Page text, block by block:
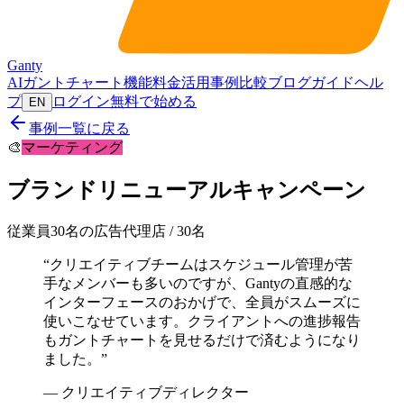
Ganty
AIガントチャート 機能料金活用事例 比較ブログガイドヘル
プ
EN ログイン無料で始める
事例一覧に戻る
🎨マーケティング
ブランドリニューアルキャンペーン
従業員30名の広告代理店 /30名
“クリエイティブチームはスケジュール管理が苦
手なメンバーも多いのですが、Gantyの直感的な
インターフェースのおかげで、全員がスムーズに
使いこなせています。クライアントへの進捗報告
もガントチャートを見せるだけで済むようになり
ました。 ”
— クリエイティブディレクター